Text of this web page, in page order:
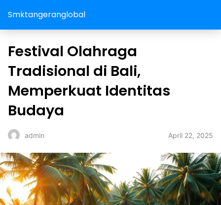
Smktangeranglobal
Festival Olahraga
Tradisional di Bali,
Memperkuat Identitas
Budaya
admin April 22, 2025